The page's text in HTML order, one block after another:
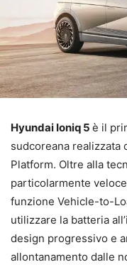
Hyundai Ioniq 5 è il
sudcoreana realizzata
Platform. Oltre alla
particolarmente
funzione Vehicle-to-
utilizzare la batteria
design progressivo e
allontanamento dalle